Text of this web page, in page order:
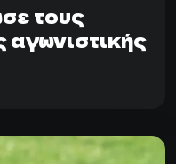
τους
αγωνιστικής